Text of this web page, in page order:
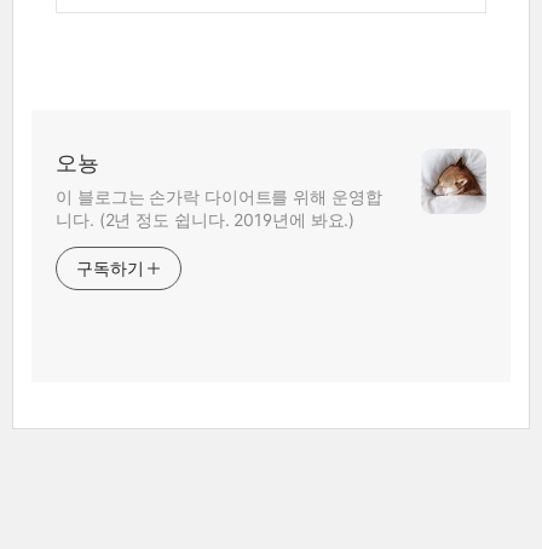
오뇽
이 블로그는 손가락 다이어트를 위해 운영합
니다. (2년 정도 쉽니다. 2019년에 봐요.)
구독하기